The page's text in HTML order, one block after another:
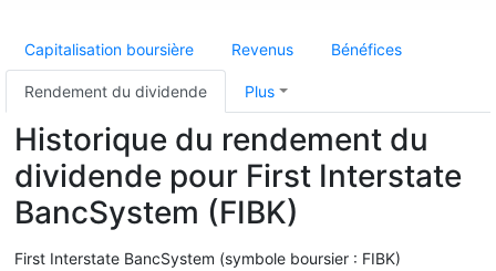
Capitalisation boursière Revenus Bénéfices
Rendement du dividende Plus
Historique du rendement du
dividende pour First Interstate
BancSystem (FIBK)
First Interstate BancSystem (symbole boursier : FIBK)